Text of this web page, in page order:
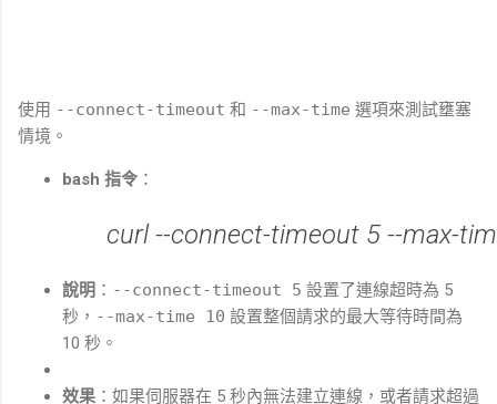
使用 --connect-timeout 和 --max-time 選項來測試壅塞
情境。
bash 指令 ：
說明 ： --connect-timeout 5 設置了連線超時為 5
秒， --max-time 10 設置整個請求的最大等待時間為
10 秒。
效果 ：如果伺服器在 5 秒內無法建立連線，或者請求超過